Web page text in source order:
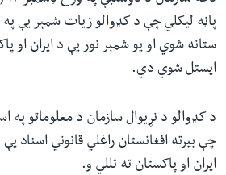
پاڼه لیکلي چې د کډوالو زیات شمېر یې
ستانه شوي او یو شمېر نور یې د ایران او
ایستل شوي دي.
د کډوالو د نړیوال سازمان د معلوماتو
چې بیرته افغانستان راغلي قانوني اسناد
ایران او پاکستان ته تللي و.